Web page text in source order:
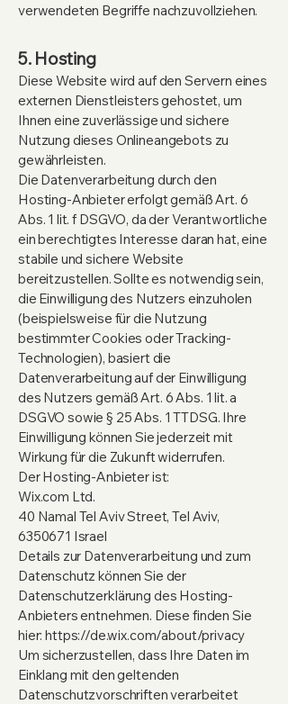
verwendeten Begriffe nachzuvollziehen.
5. Hosting
Diese Website wird auf den Servern eines
externen Dienstleisters gehostet, um
Ihnen eine zuverlässige und sichere
Nutzung dieses Onlineangebots zu
gewährleisten.
Die Datenverarbeitung durch den
Hosting-Anbieter erfolgt gemäß Art. 6
Abs. 1 lit. f DSGVO, da der Verantwortliche
ein berechtigtes Interesse daran hat, eine
stabile und sichere Website
bereitzustellen. Sollte es notwendig sein,
die Einwilligung des Nutzers einzuholen
(beispielsweise für die Nutzung
bestimmter Cookies oder Tracking-
Technologien), basiert die
Datenverarbeitung auf der Einwilligung
des Nutzers gemäß Art. 6 Abs. 1 lit. a
DSGVO sowie § 25 Abs. 1 TTDSG. Ihre
Einwilligung können Sie jederzeit mit
Wirkung für die Zukunft widerrufen.
Der Hosting-Anbieter ist:
Wix.com Ltd.
40 Namal Tel Aviv Street, Tel Aviv,
6350671 Israel
Details zur Datenverarbeitung und zum
Datenschutz können Sie der
Datenschutzerklärung des Hosting-
Anbieters entnehmen. Diese finden Sie
hier:https://de.wix.com/about/privacy
Um sicherzustellen, dass Ihre Daten im
Einklang mit den geltenden
Datenschutzvorschriften verarbeitet